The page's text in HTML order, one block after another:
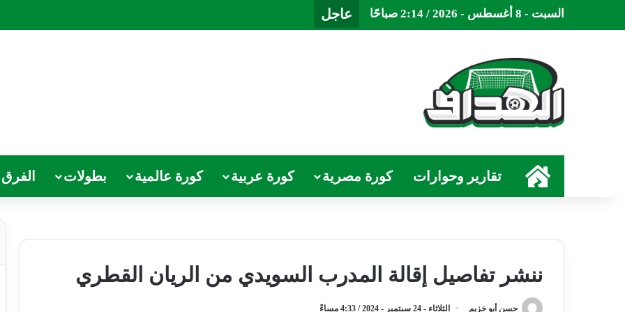
السبت - 8 أغسطس - 2026 / 2:14 صباحًا عاجل
الرئيسيةتقارير وحوارات كورة مصرية كورة عربية كورة عالمية بطولات الفرق
ننشر تفاصيل إقالة المدرب السويدي من الريان القطري
حسن أبو خزيم الثلاثاء - 24 سبتمبر - 2024 / 4:33 مساءً